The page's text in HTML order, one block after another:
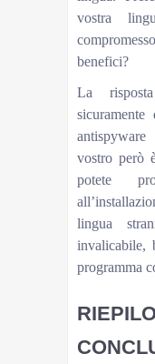
vostra
benefici?
La
vostro però
potete
lingua
invalicabile,
programma